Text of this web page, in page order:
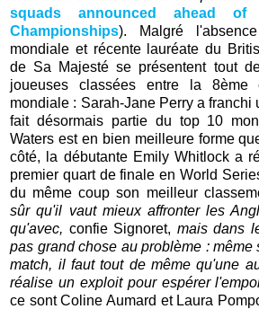
squads announced ahead of
Championships). Malgré
mondiale et récente lauréate du
de Sa Majesté se présentent tout
joueuses classées entre la
mondiale : Sarah-Jane Perry a franchi
fait désormais partie du top 10
Waters est en bien meilleure forme
côté, la débutante Emily Whitlock a
premier quart de finale en World
du même coup son meilleur
sûr qu'il vaut mieux affronter les
qu'avec, confie Signoret, mais dans
pas grand chose au problème :
match, il faut tout de même qu'une
réalise un exploit pour espérer
ce sont Coline Aumard et Laura